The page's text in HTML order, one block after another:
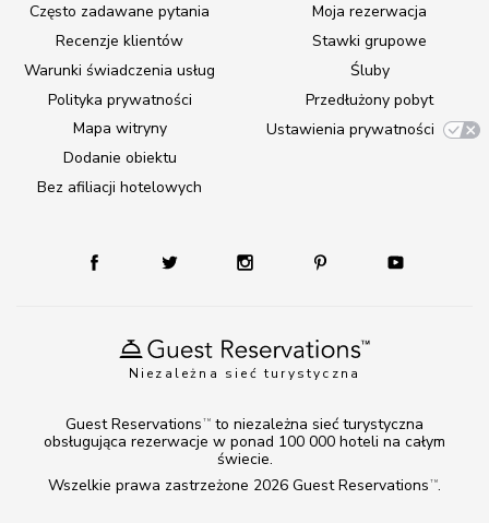
Niezależna sieć turystyczna
Często zadawane pytania
Recenzje klientów
Warunki świadczenia usług
Polityka prywatności
Mapa witryny
Dodanie obiektu
Bez afiliacji hotelowych
Moja rezerwacja
Stawki grupowe
Śluby
Przedłużony pobyt
Ustawienia prywatności
Wszelkie prawa zastrzeżone 2026 Guest Reservations TM.
Guest Reservations TM
to niezależna sieć turystyczna
obsługująca rezerwacje w ponad 100 000 hoteli na całym
świecie.